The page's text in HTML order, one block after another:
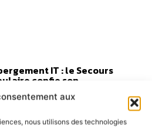
aux
nous utilisons des technologies
IT : le Secours
confie son
à ITS Integra
2025